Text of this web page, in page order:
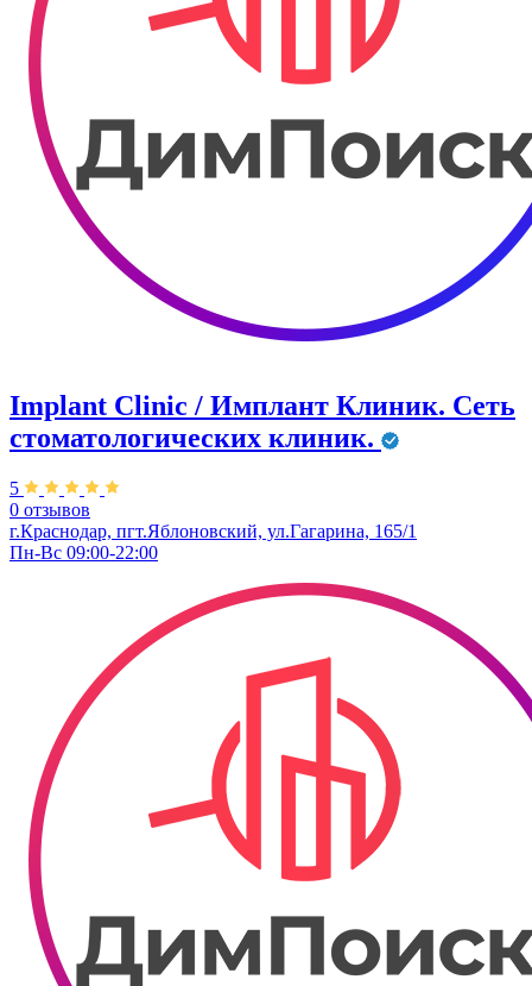
Implant Clinic / Имплант Клиник. Сеть
стоматологических клиник.
5
0 отзывов
г.Краснодар, пгт.Яблоновский, ул.Гагарина, 165/1
Пн-Вс 09:00-22:00